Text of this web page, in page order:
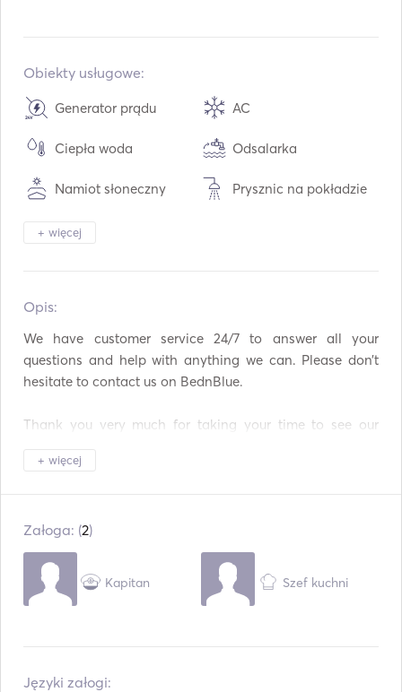
Obiekty usługowe:
Generator prądu AC
Ciepła woda Odsalarka
Namiot słoneczny Prysznic na pokładzie
Głośniki na pokładzie
Lornetki
System bezpieczeństwa
Zamrażarka Lodówka
Piekarnik
Sztućce / Szklanki /
Płyty grzejne Toster
TV WiFi
Mp3 / Radio / CD
+ więcej
Opis:
We have customer service 24/7 to answer all your
questions and help with anything we can. Please don’t
hesitate to contact us on BednBlue.
Thank you very much for taking your time to see our
+ więcej
Załoga: (2)
Kapitan Szef kuchni
Języki załogi: